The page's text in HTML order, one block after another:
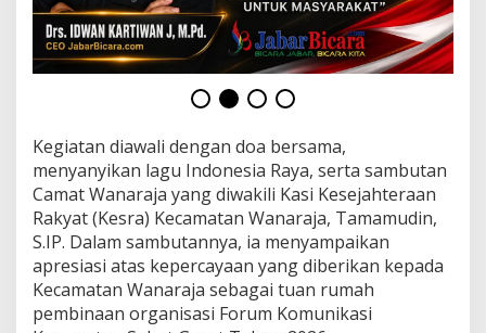
s
a
n
L
e
w
t
P
e
m
b
i
n
a
a
Kegiatan diawali dengan doa bersama,
menyanyikan lagu Indonesia Raya, serta sambutan
Camat Wanaraja yang diwakili Kasi Kesejahteraan
Rakyat (Kesra) Kecamatan Wanaraja, Tamamudin,
S.IP. Dalam sambutannya, ia menyampaikan
apresiasi atas kepercayaan yang diberikan kepada
Kecamatan Wanaraja sebagai tuan rumah
pembinaan organisasi Forum Komunikasi